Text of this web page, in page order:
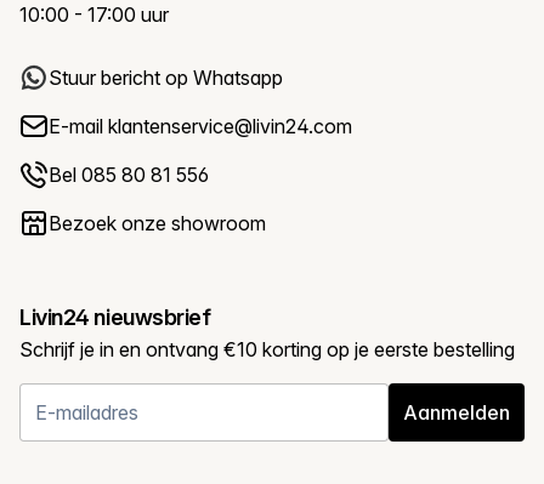
10:00 - 17:00 uur
Stuur bericht op Whatsapp
E-mail klantenservice@livin24.com
Bel 085 80 81 556
Bezoek onze showroom
Livin24 nieuwsbrief
Schrijf je in en ontvang €10 korting op je eerste bestelling
Aanmelden